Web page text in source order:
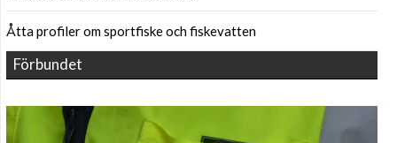
Åtta profiler om sportfiske och fiskevatten
Förbundet